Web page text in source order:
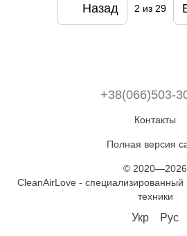
Назад 2 из 29
+38(066)503-
Контакты
Полная версия
© 2020—2026
CleanAirLove - специализированный
техники
Укр Рус